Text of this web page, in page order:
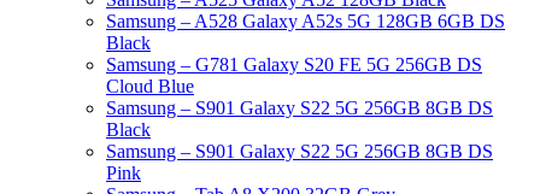
Electrónica e informática. Smartphones,
tablets, televisores, gps. Precios de
Andorra – Electronica Andorra DJI
OSMIO – DJI ACTION CAM
Samsung – A528 Galaxy A52s 5G 128GB 6GB DS
Black
Samsung – G781 Galaxy S20 FE 5G 256GB DS
Cloud Blue
Samsung – S901 Galaxy S22 5G 256GB 8GB DS
Black
Samsung – S901 Galaxy S22 5G 256GB 8GB DS
Pink